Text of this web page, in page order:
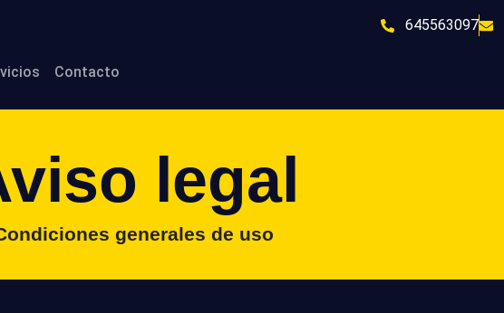
645563097
Contacto
legal
generales de uso